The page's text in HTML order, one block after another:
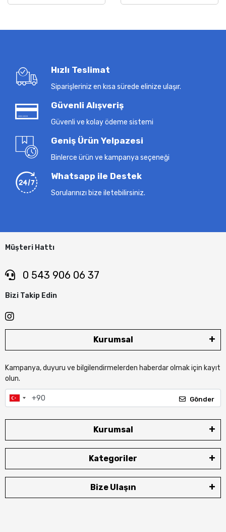
Hızlı Teslimat
Siparişleriniz en kısa sürede elinize ulaşır.
Güvenli Alışveriş
Güvenli ve kolay ödeme sistemi
Geniş Ürün Yelpazesi
Binlerce ürün ve kampanya seçeneği
Whatsapp ile Destek
Sorularınızı bize iletebilirsiniz.
Müşteri Hattı
0 543 906 06 37
Bizi Takip Edin
Kurumsal
Kampanya, duyuru ve bilgilendirmelerden haberdar olmak için kayıt
olun.
Gönder
Kurumsal
Kategoriler
Bize Ulaşın